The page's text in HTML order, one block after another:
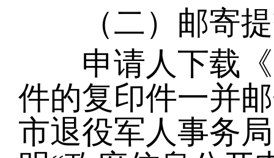
（二）邮寄提
申请人下载《
件的复印件一并
市退役军人事务